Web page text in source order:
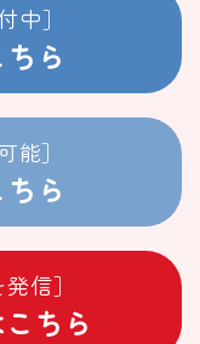
中］
ら
能］
ら
信］
ちら